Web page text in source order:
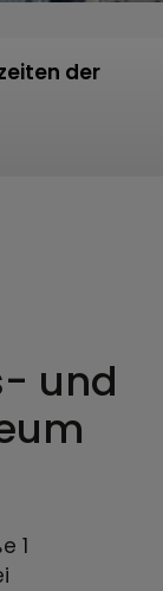
der
und
1